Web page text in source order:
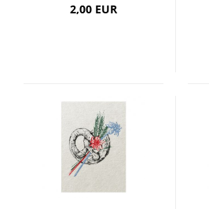
2,00 EUR